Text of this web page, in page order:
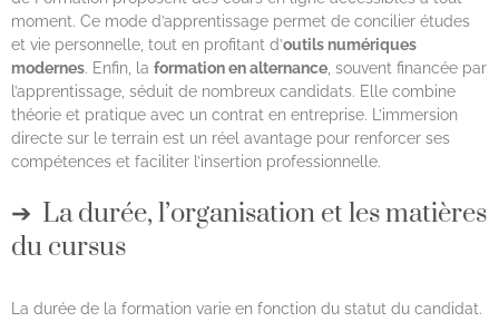
moment. Ce mode d’apprentissage permet de concilier études
et vie personnelle, tout en profitant d’outils numériques
modernes. Enfin, la formation en alternance , souvent financée par
l’apprentissage, séduit de nombreux candidats. Elle combine
théorie et pratique avec un contrat en entreprise. L’immersion
directe sur le terrain est un réel avantage pour renforcer ses
compétences et faciliter l’insertion professionnelle.
La durée, l’organisation et les matières
du cursus
La durée de la formation varie en fonction du statut du candidat.